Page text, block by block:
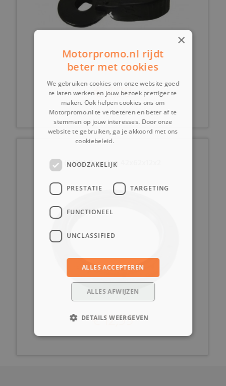
€ 4,99
(8J4b) Keerring 42x62x12x2
€ 12,99
×
Motorpromo.nl rijdt
beter met cookies
We gebruiken cookies om onze website goed
te laten werken en jouw bezoek prettiger te
maken. Ook helpen cookies ons om
Motorpromo.nl te verbeteren en beter af te
stemmen op jouw interesses. Door onze
website te gebruiken, ga je akkoord met ons
cookiebeleid.
NOODZAKELIJK
PRESTATIE TARGETING
FUNCTIONEEL
UNCLASSIFIED
ALLES ACCEPTEREN
ALLES AFWIJZEN
DETAILS WEERGEVEN